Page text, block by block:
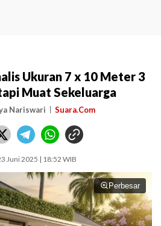
Ukuran 7 x 10 Meter 3
Muat Sekeluarga
Nariswari Suara.Com
Juni 2025 | 18:52 WIB
Perbesar